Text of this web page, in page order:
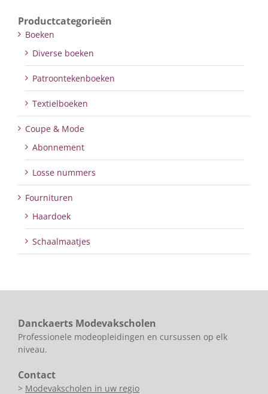
Productcategorieën
Boeken
Diverse boeken
Patroontekenboeken
Textielboeken
Coupe & Mode
Abonnement
Losse nummers
Fournituren
Haardoek
Schaalmaatjes
Danckaerts Modevakscholen
Professionele modeopleidingen en cursussen op elk
niveau.
Contact
> Modevakscholen in uw regio